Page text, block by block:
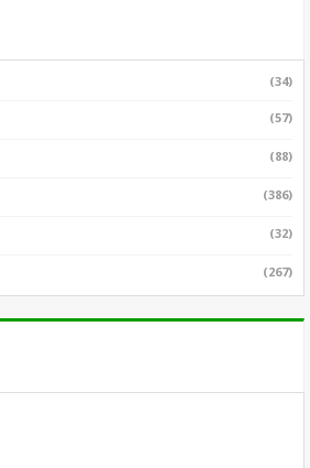
(34)
(57)
(88)
(386)
(32)
(267)